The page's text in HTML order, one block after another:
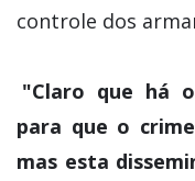
controle dos
"Claro que há
para que o
mas esta